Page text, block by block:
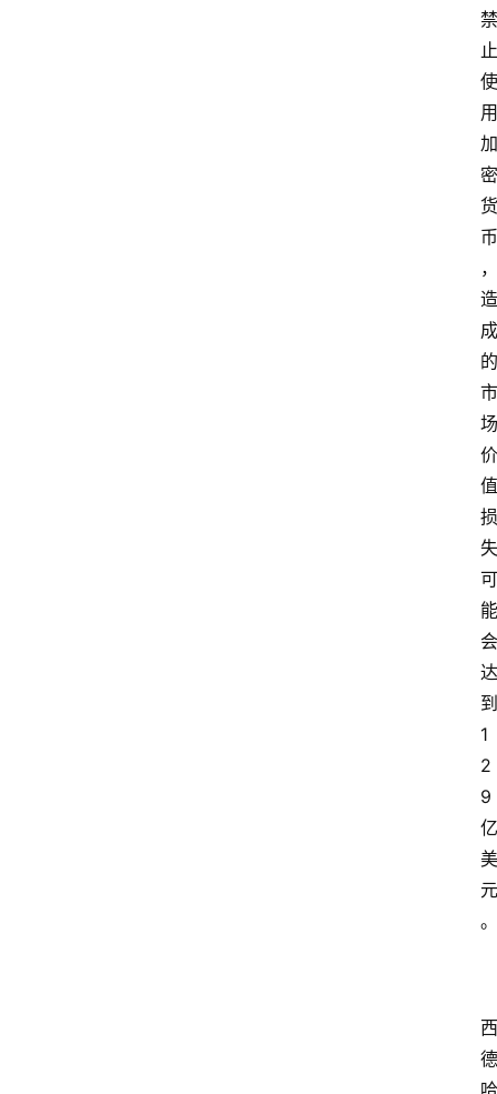
禁
止
使
用
加
密
货
币
，
造
成
的
市
场
价
值
损
失
可
能
会
达
到
1
2
9
亿
美
元
。
西
德
哈